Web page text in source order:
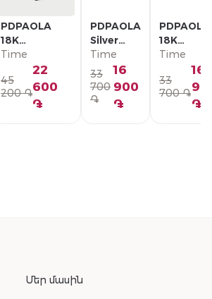
PDPAOLA
18K
Позолоченная
Серебряная
Моно-серьга/
PG01-336-U
Time
45
200 ֏
22
600
֏
PDPAOLA
Silver
Single
Earring/
PG02-
092-U
Time
33
700
֏
16
900
֏
PDPAOLA
18K
Моно-
PG01-
Time
33
700 ֏
16
֏
Մեր մասին